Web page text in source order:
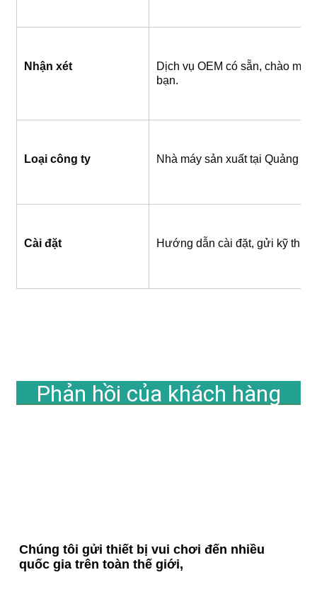
Nhận xét
Dịch vụ OEM có sẵn, chào
bạn.
Loại công ty Nhà máy sản xuất tại Quảng
Cài đặt Hướng dẫn cài đặt, gửi kỹ
Phản hồi của khách hàng
Chúng tôi gửi thiết bị vui chơi đến nhiều
quốc gia trên toàn thế giới,